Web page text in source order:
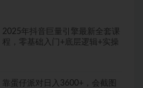
2025年抖音巨量引擎最新全套课
程，零基础入门+底层逻辑+实操
靠蛋仔派对日入3600+，会截图